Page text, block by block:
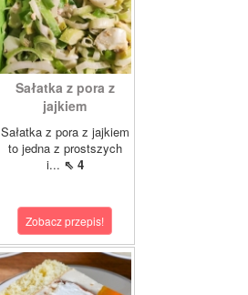
Sałatka z pora z
jajkiem
Sałatka z pora z jajkiem
to jedna z prostszych
i... ⇖ 4
Zobacz przepis!